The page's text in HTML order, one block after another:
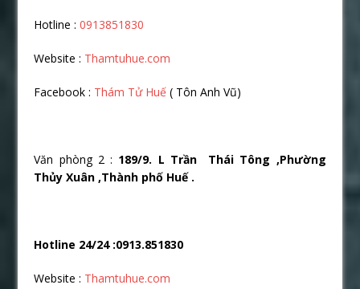
Hotline :0913851830
Website : Thamtuhue.com
Facebook : Thám Tử Huế ( Tôn Anh Vũ)
Văn phòng 2 : 189/9. L Trần Thái Tông ,Phường
Thủy Xuân ,Thành phố Huế .
Hotline 24/24 :0913.851830
Website : Thamtuhue.com